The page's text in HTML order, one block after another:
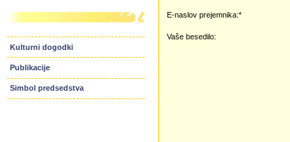
Kulturni dogodki
Publikacije
Simbol predsedstva
E-naslov prejemnika:*
Vaše besedilo: